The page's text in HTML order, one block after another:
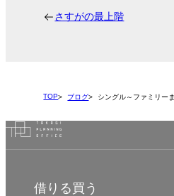
さすがの最上階
TOP ブログ シングル～ファミリー
借りる 買う